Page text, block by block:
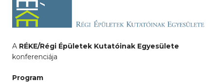
A RÉKE/Régi Épületek Kutatóinak Egyesülete
konferenciája
Program